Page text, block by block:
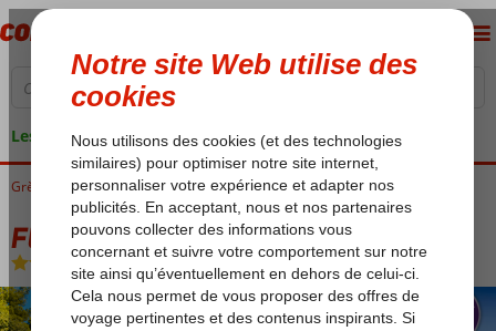
Les garanties de vacances
Grèce Lesbos Eftalou Fly & Go Aquamare
Fly & Go Aquamare
All Inclusive-Hôtel